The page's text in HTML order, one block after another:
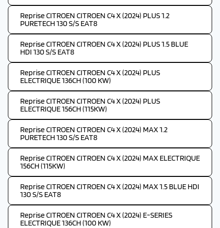
Reprise CITROEN CITROEN C4 X (2024) PLUS 1.2
PURETECH 130 S/S EAT8
Reprise CITROEN CITROEN C4 X (2024) PLUS 1.5 BLUE
HDI 130 S/S EAT8
Reprise CITROEN CITROEN C4 X (2024) PLUS
ELECTRIQUE 136CH (100 KW)
Reprise CITROEN CITROEN C4 X (2024) PLUS
ELECTRIQUE 156CH (115KW)
Reprise CITROEN CITROEN C4 X (2024) MAX 1.2
PURETECH 130 S/S EAT8
Reprise CITROEN CITROEN C4 X (2024) MAX ELECTRIQUE
156CH (115KW)
Reprise CITROEN CITROEN C4 X (2024) MAX 1.5 BLUE HDI
130 S/S EAT8
Reprise CITROEN CITROEN C4 X (2024) E-SERIES
ELECTRIQUE 136CH (100 KW)